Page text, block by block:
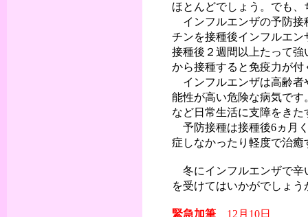
ほとんどでしょう。でも
インフルエンザの予防接
チンを接種後インフルエ
接種後２週間以上たって
から接種すると免疫力が
インフルエンザは高齢者
能性が高い危険な病気で
など日常生活に支障をき
予防接種は接種後6ヵ月
症しなかったり軽度で治
冬にインフルエンザで辛
を受けてはいかがでしょう
緊急加筆 12月10日